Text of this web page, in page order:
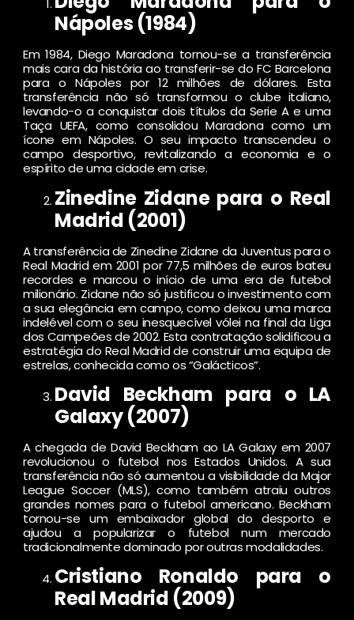
Nápoles (1984)
Em 1984, Diego Maradona tornou-se a transferência
mais cara da história ao transferir-se do FC Barcelona
para o Nápoles por 12 milhões de dólares. Esta
transferência não só transformou o clube italiano,
levando-o a conquistar dois títulos da Serie A e uma
Taça UEFA, como consolidou Maradona como um
ícone em Nápoles. O seu impacto transcendeu o
campo desportivo, revitalizando a economia e o
espírito de uma cidade em crise.
Zinedine Zidane para o Real
Madrid (2001)
A transferência de Zinedine Zidane da Juventus para o
Real Madrid em 2001 por 77,5 milhões de euros bateu
recordes e marcou o início de uma era de futebol
milionário. Zidane não só justificou o investimento com
a sua elegância em campo, como deixou uma marca
indelével com o seu inesquecível vólei na final da Liga
dos Campeões de 2002. Esta contratação solidificou a
estratégia do Real Madrid de construir uma equipa de
estrelas, conhecida como os “Galácticos”.
David Beckham para o LA
Galaxy (2007)
A chegada de David Beckham ao LA Galaxy em 2007
revolucionou o futebol nos Estados Unidos. A sua
transferência não só aumentou a visibilidade da Major
League Soccer (MLS), como também atraiu outros
grandes nomes para o futebol americano. Beckham
tornou-se um embaixador global do desporto e
ajudou a popularizar o futebol num mercado
tradicionalmente dominado por outras modalidades.
Cristiano Ronaldo para o
Real Madrid (2009)